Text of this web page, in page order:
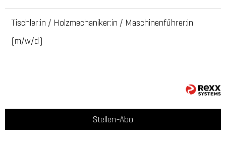
Tischler:in / Holzmechaniker:in / Maschinenführer:in
(m/w/d)
Stellen-Abo